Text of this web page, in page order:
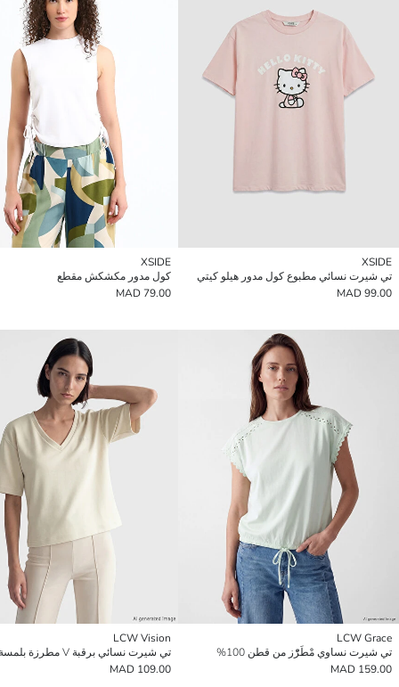
XSIDE
تي شيرت نسائي مطبوع كول مدور هيلو كيتي
99.00 MAD
XSIDE
كول مدور مكشكش مقطع
79.00 MAD
LCW Grace
تي شيرت نساوي مْطَرّْز من قطن 100%
159.00 MAD
LCW Vision
تي شيرت نسائي برقبة V مطرزة بلمسة ناعمة
109.00 MAD